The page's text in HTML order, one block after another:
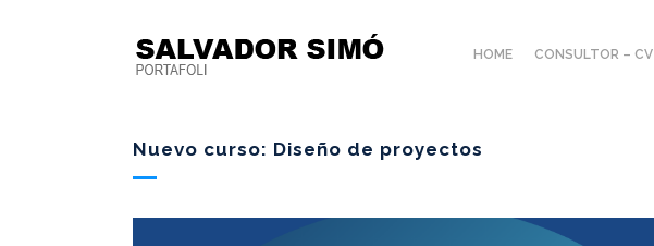
HOME CONSULTOR – CV
Nuevo curso: Diseño de proyectos